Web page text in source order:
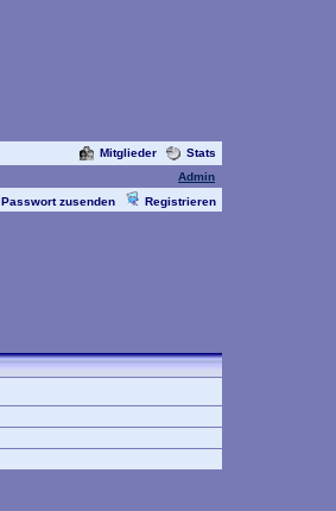
Mitglieder
Stats
Admin
Passwort zusenden Registrieren